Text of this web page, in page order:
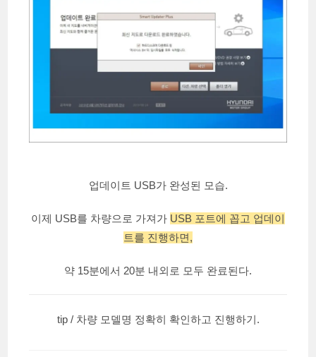
업데이트 USB가 완성된 모습.
이제 USB를 차량으로 가져가 USB 포트에 꼽고 업데이
트를 진행하면,
약 15분에서 20분 내외로 모두 완료된다.
tip / 차량 모델명 정확히 확인하고 진행하기.